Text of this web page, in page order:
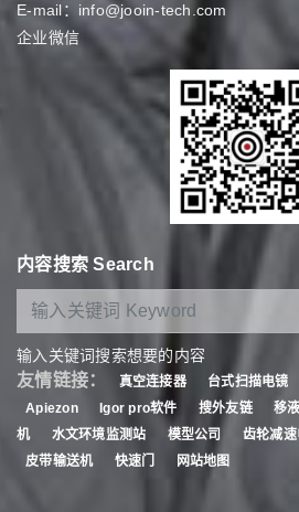
E-mail：info@jooin-tech.com
企业微信
内容搜索 Search
输入关键词搜索想要的内容
友情链接： 真空连接器 台式扫描电镜
Apiezon
Igor pro软件 搜外友链 移
机
水文环境监测站 模型公司 齿轮减
皮带输送机
快速门 网站地图